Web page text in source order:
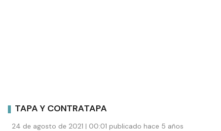
TAPA Y CONTRATAPA
24 de agosto de 2021 | 00:01 publicado hace 5 años